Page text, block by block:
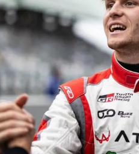
Curling
Dostihy
Florbal
Futsal
Golf
Gymnastika